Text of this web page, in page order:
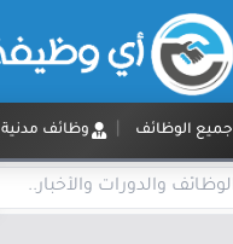
جميع الوظائف وظائف مدنية